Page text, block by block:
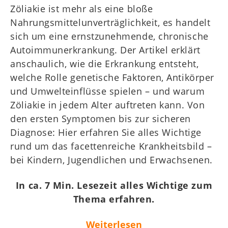
WZT
Kids
Mitgliederbereich
Zöliakie ist mehr als eine bloße
Nahrungsmittelunverträglichkeit, es handelt
sich um eine ernstzunehmende, chronische
Autoimmunerkrankung. Der Artikel erklärt
anschaulich, wie die Erkrankung entsteht,
welche Rolle genetische Faktoren, Antikörper
und Umwelteinflüsse spielen – und warum
Zöliakie in jedem Alter auftreten kann. Von
den ersten Symptomen bis zur sicheren
Diagnose: Hier erfahren Sie alles Wichtige
rund um das facettenreiche Krankheitsbild –
bei Kindern, Jugendlichen und Erwachsenen.
In ca. 7 Min. Lesezeit alles Wichtige zum
Thema erfahren.
Weiterlesen